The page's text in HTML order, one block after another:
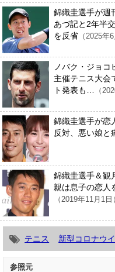
錦織圭選手が週
あづ記と2年半
を反省 （2025年
ノバク・ジョコ
主催テニス大会
ト発表も…
（
錦織圭選手が恋
反対、悪い娘と
錦織圭選手＆観
親は息子の恋人
（2019年11月1日
テニス 新型コロナウ
参照元